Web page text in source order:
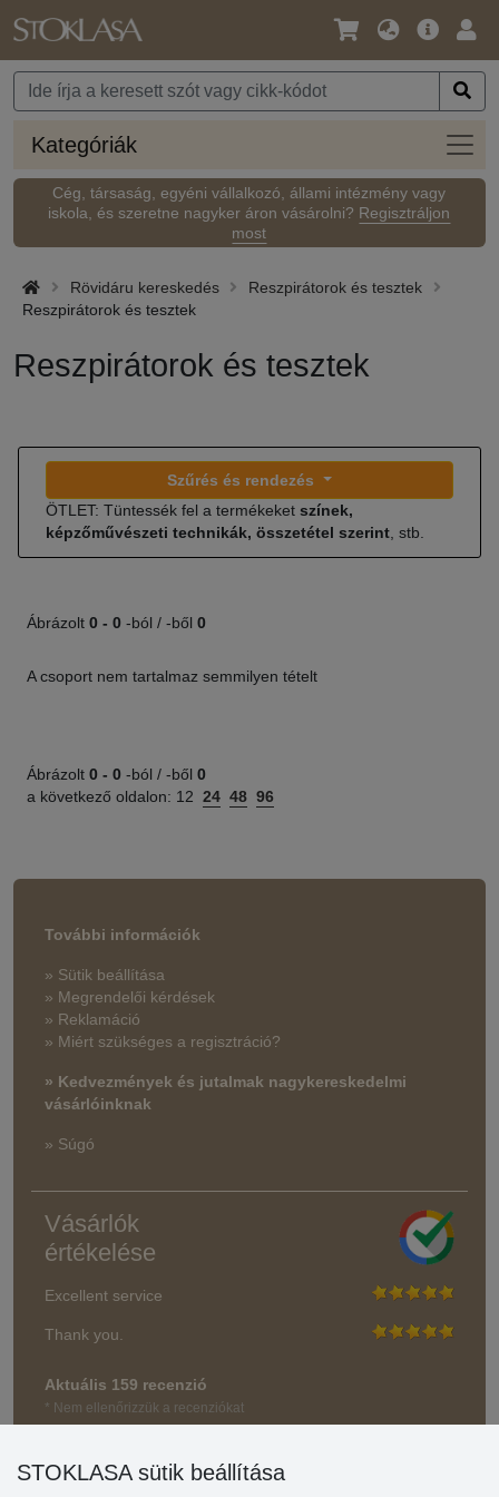
Nyelv
Pénznem
Fő
Kategóriák
Cég, társaság, egyéni vállalkozó, állami intézmény vagy
iskola, és szeretne nagyker áron vásárolni? Regisztráljon
most
Rövidáru kereskedés
Reszpirátorok és tesztek
Reszpirátorok és tesztek
Reszpirátorok és tesztek
Szűrés és rendezés
ÖTLET: Tüntessék fel a termékeket színek,
képzőművészeti technikák, összetétel szerint , stb.
Ábrázolt 0 - 0 -ból / -ből 0
A csoport nem tartalmaz semmilyen tételt
Ábrázolt 0 - 0 -ból / -ből 0
a következő oldalon: 12 24 48 96
További információk
» Sütik beállítása
» Megrendelői kérdések
» Reklamáció
» Miért szükséges a regisztráció?
» Kedvezmények és jutalmak nagykereskedelmi
vásárlóinknak
» Súgó
Vásárlók
értékelése
Excellent service
Thank you.
Aktuális 159 recenzió
* Nem ellenőrizzük a recenziókat
STOKLASA sütik beállítása